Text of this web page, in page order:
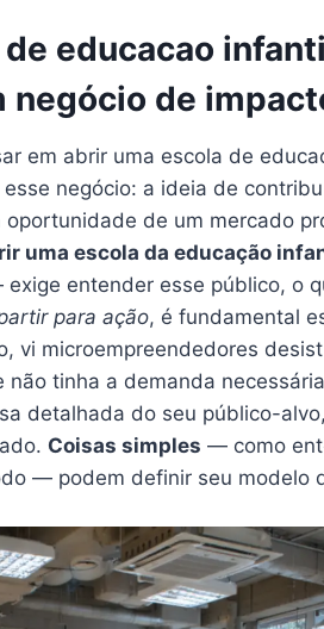
educacao
negócio de
em abrir uma escola de
negócio: a ideia de
de um mercado
uma escola da educação
entender esse público, o
para ação, é fundamental
vi microempreendedores
tinha a demanda
detalhada do seu público-
Coisas simples — como
— podem definir seu modelo